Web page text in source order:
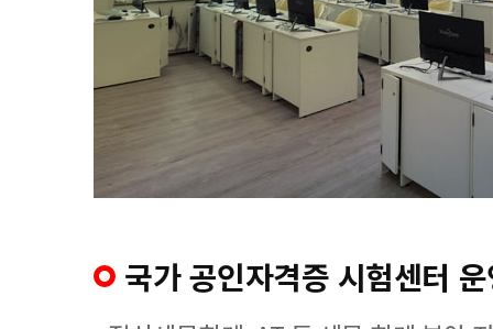
국가 공인자격증 시험센터